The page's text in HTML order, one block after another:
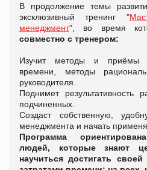
В продолжение темы
эксклюзивный тренинг "
менеджмент", во время
совместно с тренером:
Изучит методы и приёмы
времени, методы
руководителя.
Поднимет результативность
подчиненных.
Создаст собственную,
менеджмента и начать
Программа
людей, которые знают
научиться достигать